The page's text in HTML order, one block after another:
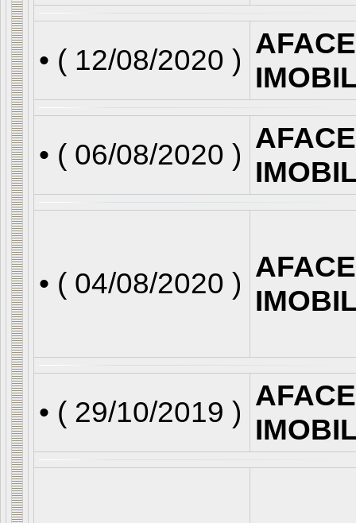
• ( 12/08/2020 )
• ( 06/08/2020 )
• ( 04/08/2020 )
• ( 29/10/2019 )